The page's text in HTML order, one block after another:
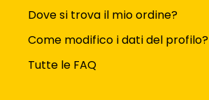
Dove si trova il mio ordine?
Come modifico i dati del profilo?
Tutte le FAQ